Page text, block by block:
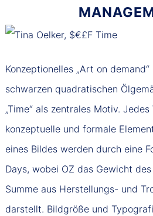
Konzeptionelles „Art on
schwarzen quadratischen
„Time“ als zentrales Motiv.
konzeptuelle und formale
eines Bildes werden durch eine
Days, wobei OZ das Gewicht
Summe aus Herstellungs- und
darstellt. Bildgröße und